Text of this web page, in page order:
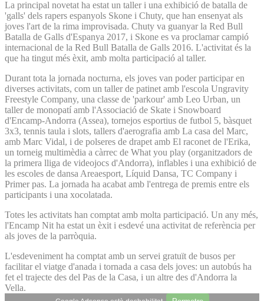
La principal novetat ha estat un taller i una exhibició de batalla de
'galls' dels rapers espanyols Skone i Chuty, que han ensenyat als
joves l'art de la rima improvisada. Chuty va guanyar la Red Bull
Batalla de Galls d'Espanya 2017, i Skone es va proclamar campió
internacional de la Red Bull Batalla de Galls 2016. L'activitat és la
que ha tingut més èxit, amb molta participació al taller.
Durant tota la jornada nocturna, els joves van poder participar en
diverses activitats, com un taller de patinet amb l'escola Ungravity
Freestyle Company, una classe de 'parkour' amb Leo Urban, un
taller de monopatí amb l'Associació de Skate i Snowboard
d'Encamp-Andorra (Assea), tornejos esportius de futbol 5, bàsquet
3x3, tennis taula i slots, tallers d'aerografia amb La casa del Marc,
amb Marc Vidal, i de polseres de drapet amb El raconet de l'Erika,
un torneig multimèdia a càrrec de What you play (organitzadors de
la primera lliga de videojocs d'Andorra), inflables i una exhibició de
les escoles de dansa Areaesport, Líquid Dansa, TC Company i
Primer pas. La jornada ha acabat amb l'entrega de premis entre els
participants i una xocolatada.
Totes les activitats han comptat amb molta participació. Un any més,
l'Encamp Nit ha estat un èxit i esdevé una activitat de referència per
als joves de la parròquia.
L'esdeveniment ha comptat amb un servei gratuït de busos per
facilitar el viatge d'anada i tornada a casa dels joves: un autobús ha
fet el trajecte des del Pas de la Casa, i un altre des d'Andorra la
Vella.